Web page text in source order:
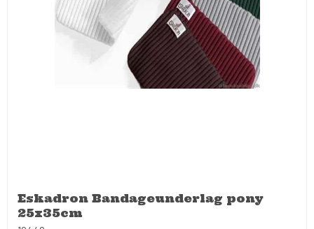
Eskadron Bandageunderlag pony
25x35cm